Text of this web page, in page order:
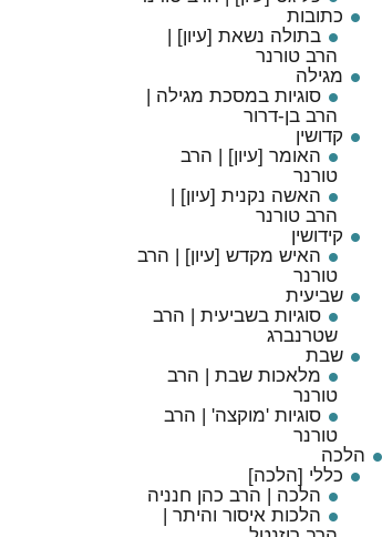
כתובות
בתולה נשאת [עיון] |
הרב טורנר
מגילה
סוגיות במסכת מגילה |
הרב בן-דרור
קדושין
האומר [עיון] | הרב
טורנר
האשה נקנית [עיון] |
הרב טורנר
קידושין
האיש מקדש [עיון] | הרב
טורנר
שביעית
סוגיות בשביעית | הרב
שטרנברג
שבת
מלאכות שבת | הרב
טורנר
סוגיות 'מוקצה' | הרב
טורנר
הלכה
כללי [הלכה]
הלכה | הרב כהן חנניה
הלכות איסור והיתר |